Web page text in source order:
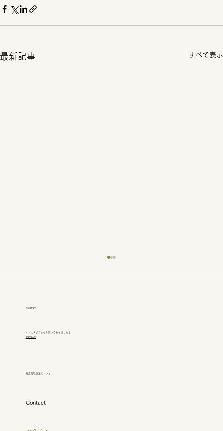
最新記事 すべて表示
リモデルの依頼を受け思う
Contact
Instagram
インスタグラムのお問い合わせは こちら
@amakuni
​特定商取引法について